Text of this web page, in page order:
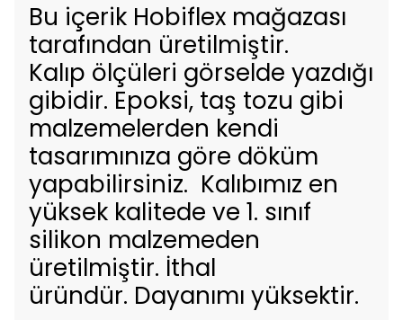
Bu içerik Hobiflex mağazası
tarafından üretilmiştir.
Kalıp ölçüleri görselde yazdığı
gibidir. Epoksi, taş tozu gibi
malzemelerden kendi
tasarımınıza göre döküm
yapabilirsiniz. Kalıbımız en
yüksek kalitede ve 1. sınıf
silikon malzemeden
üretilmiştir. İthal
üründür. Dayanımı yüksektir.